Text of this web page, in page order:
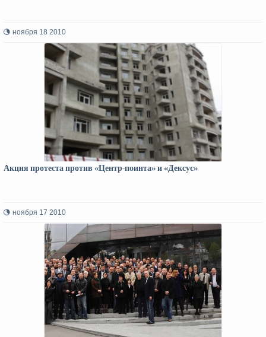
ноября 18 2010
Акция протеста против «Центр-поинта» и «Дексус»
ноября 17 2010